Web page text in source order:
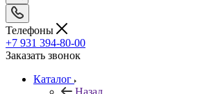
Телефоны
+7 931 394-80-00
Заказать звонок
Каталог
Назад